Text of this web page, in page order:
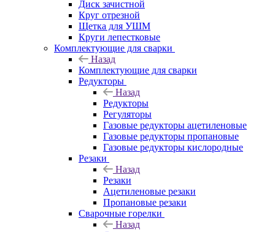
Диск зачистной
Круг отрезной
Щетка для УШМ
Круги лепестковые
Комплектующие для сварки
Назад
Комплектующие для сварки
Редукторы
Назад
Редукторы
Регуляторы
Газовые редукторы ацетиленовые
Газовые редукторы пропановые
Газовые редукторы кислородные
Резаки
Назад
Резаки
Ацетиленовые резаки
Пропановые резаки
Сварочные горелки
Назад